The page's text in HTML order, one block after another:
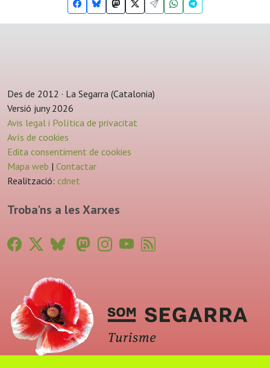
Des de 2012 · La Segarra (Catalonia)
Versió juny 2026
Avis legal i Política de privacitat
Avís de cookies
Edita consentiment de cookies
Mapa web | Contactar
Realització: cdnet
Troba'ns a les Xarxes